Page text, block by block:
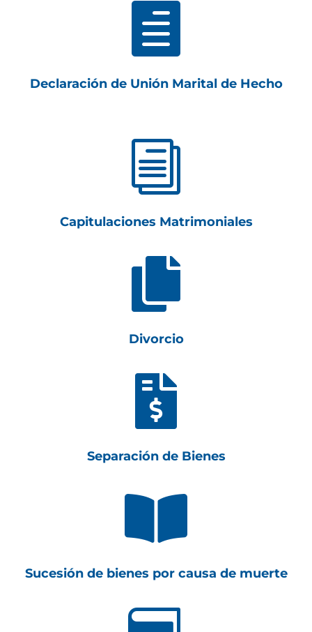

Declaración de Unión Marital de Hecho
i
Capitulaciones Matrimoniales

Divorcio

Separación de Bienes

Sucesión de bienes por causa de muerte